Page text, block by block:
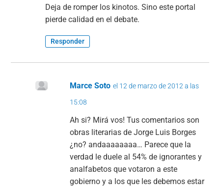
Deja de romper los kinotos. Sino este portal
pierde calidad en el debate.
Responder
Marce Soto el 12 de marzo de 2012 a las
15:08
Ah si? Mirá vos! Tus comentarios son
obras literarias de Jorge Luis Borges
¿no? andaaaaaaaa… Parece que la
verdad le duele al 54% de ignorantes y
analfabetos que votaron a este
gobierno y a los que les debemos estar